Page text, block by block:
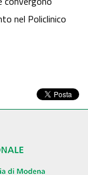
nel Policlinico